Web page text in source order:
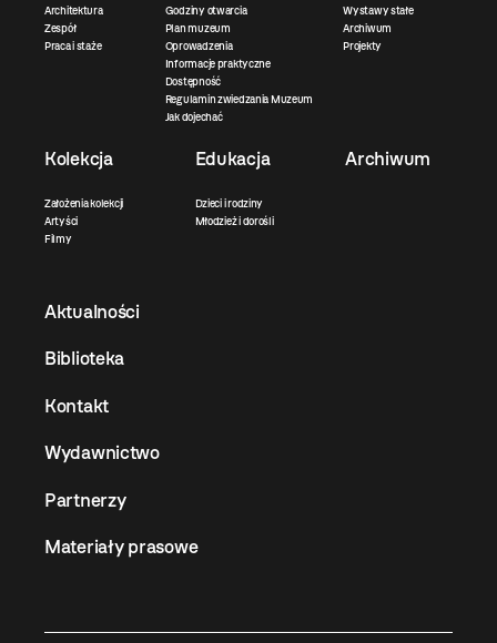
Architektura
Zespół
Praca i staże
Godziny otwarcia
Plan muzeum
Oprowadzenia
Informacje praktyczne
Dostępność
Regulamin zwiedzania Muzeum
Jak dojechać
Wystawy stałe
Archiwum
Projekty
Kolekcja
Założenia kolekcji
Artyści
Filmy
Edukacja
Dzieci i rodziny
Młodzież i dorośli
Archiwum
Aktualności
Biblioteka
Kontakt
Wydawnictwo
Partnerzy
Materiały prasowe